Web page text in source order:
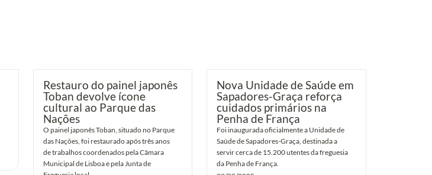
Restauro do painel japonês
Toban devolve ícone
cultural ao Parque das
Nações
O painel japonês Toban, situado no Parque
das Nações, foi restaurado após três anos
de trabalhos coordenados pela Câmara
Municipal de Lisboa e pela Junta de
Nova Unidade de Saúde em
Sapadores-Graça reforça
cuidados primários na
Penha de França
Foi inaugurada oficialmente a Unidade de
Saúde de Sapadores-Graça, destinada a
servir cerca de 15.200 utentes da freguesia
da Penha de França.